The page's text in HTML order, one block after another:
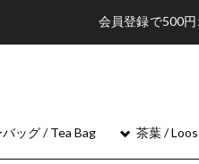
会員登録で500円
ッグ / Tea Bag 茶葉 /